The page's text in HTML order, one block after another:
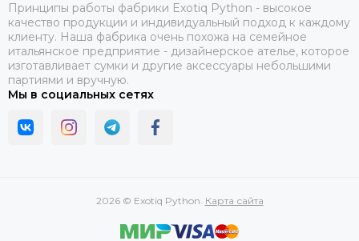
Принципы работы фабрики Exotiq Python - высокое
качество продукции и индивидуальный подход к каждому
клиенту. Наша фабрика очень похожа на семейное
итальянское предприятие - дизайнерское ателье, которое
изготавливает сумки и другие аксессуары небольшими
партиями и вручную.
Мы в социальных сетях
2026 © Exotiq Python. Карта сайта